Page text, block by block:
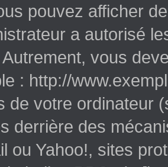
pouvez afficher
a autorisé
vous
: http://
de votre ordinateur
derrière des
ou Yahoo!, sites